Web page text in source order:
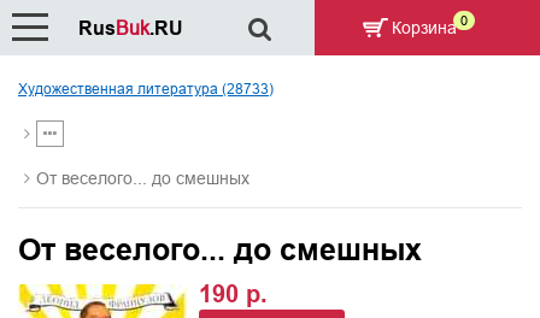
Художественная литература (28733)
От веселого... до смешных
От веселого... до смешных
190 р.
RusBuk.RU Корзина 0